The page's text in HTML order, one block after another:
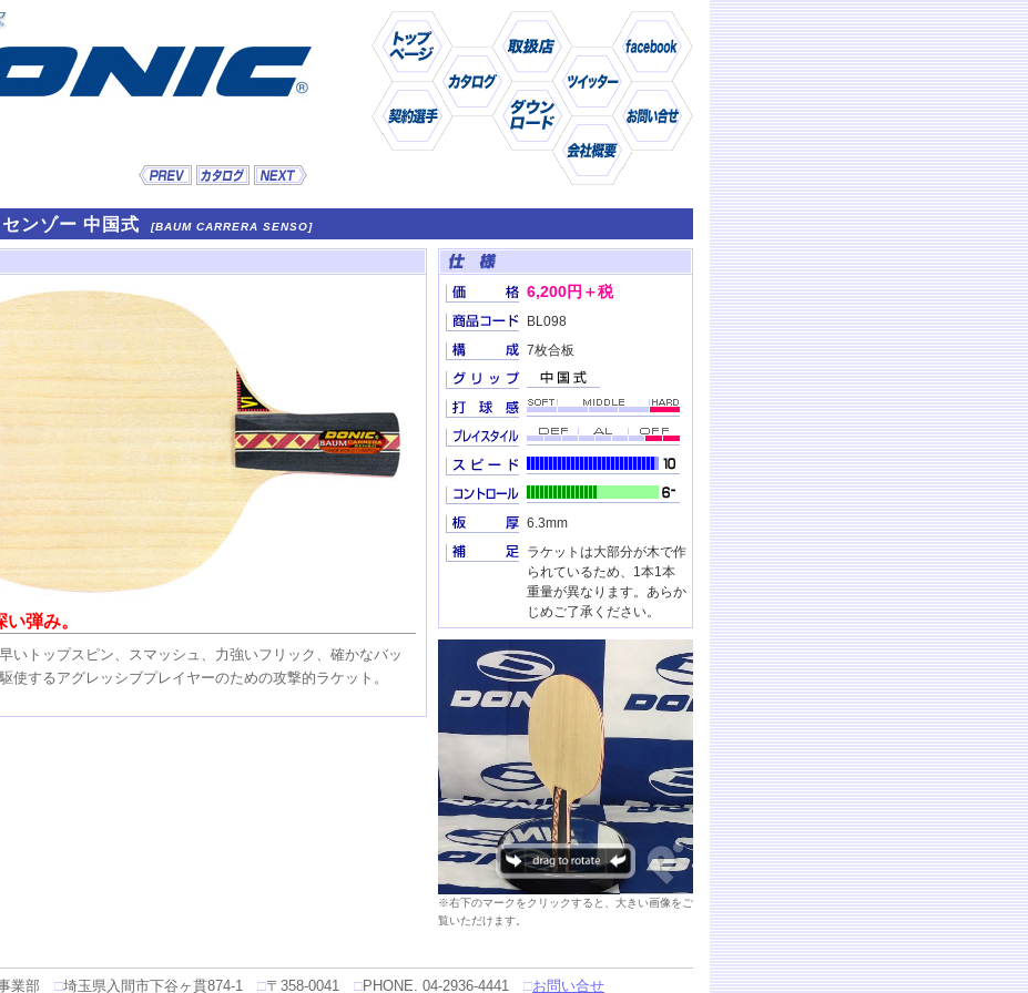
ンゾー 中国式 [BAUM CARRERA SENSO]
商品
い弾み。
いトップスピン、スマッシュ、力強いフリック、確かなバッ
使するアグレッシブプレイヤーのための攻撃的ラケット。
仕様
6,200円＋税
BL098
7枚合板
6.3mm
ラケットは大部分が木で作
られているため、1本1本
重量が異なります。あらか
じめご了承ください。
※右下のマークをクリックすると、大きい画像をご
覧いただけます。
業部 □埼玉県入間市下谷ヶ貫874-1 □〒358-0041 □PHONE. 04-2936-4441 □お問い合せ